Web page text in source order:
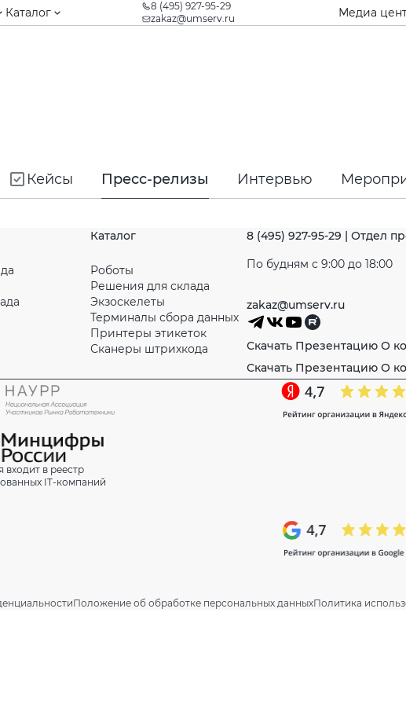
Каталог
8 (495) 927-95-29
zakaz@umserv.ru
Медиа
Кейсы Пресс-релизы Интервью
Каталог
Роботы
Решения для склада
Экзоскелеты
Терминалы сбора данных
Принтеры этикеток
Сканеры штрихкода
8 (495) 927-95-29 | Отдел
По будням с 9:00 до 18:00
zakaz@umserv.ru
Скачать Презентацию О
Скачать Презентацию О
входит в реестр
IT-компаний
Положение об обработке персональных данныхПолитика